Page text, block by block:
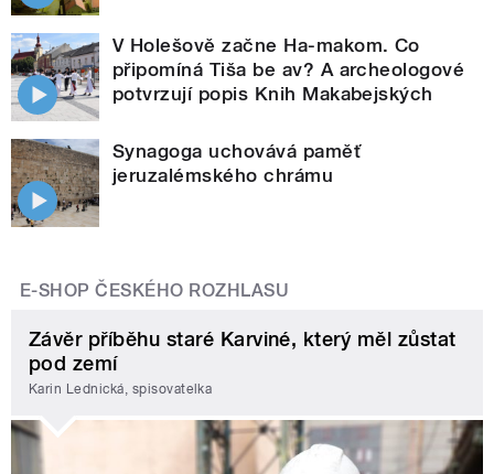
V Holešově začne Ha-makom. Co
připomíná Tiša be av? A archeologové
potvrzují popis Knih Makabejských
Synagoga uchovává paměť
jeruzalémského chrámu
E-SHOP ČESKÉHO ROZHLASU
Závěr příběhu staré Karviné, který měl zůstat
pod zemí
Karin Lednická, spisovatelka